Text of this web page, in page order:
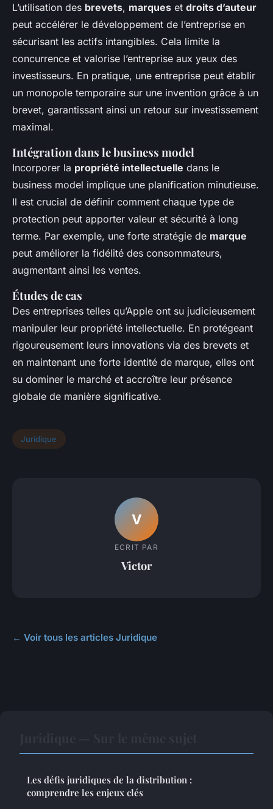
L’utilisation des brevets, marques et droits d’auteur
peut accélérer le développement de l’entreprise en
sécurisant les actifs intangibles. Cela limite la
concurrence et valorise l’entreprise aux yeux des
investisseurs. En pratique, une entreprise peut établir
un monopole temporaire sur une invention grâce à un
brevet, garantissant ainsi un retour sur investissement
maximal.
Intégration dans le business model
Incorporer la propriété intellectuelle dans le
business model implique une planification minutieuse.
Il est crucial de définir comment chaque type de
protection peut apporter valeur et sécurité à long
terme. Par exemple, une forte stratégie de marque
peut améliorer la fidélité des consommateurs,
augmentant ainsi les ventes.
Études de cas
Des entreprises telles qu’Apple ont su judicieusement
manipuler leur propriété intellectuelle. En protégeant
rigoureusement leurs innovations via des brevets et
en maintenant une forte identité de marque, elles ont
su dominer le marché et accroître leur présence
globale de manière significative.
Juridique
V
ECRIT PAR
Victor
← Voir tous les articles Juridique
Les défis juridiques de la distribution :
comprendre les enjeux clés